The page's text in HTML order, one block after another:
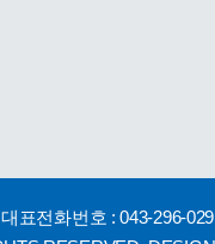
표전화번호 : 043-296-